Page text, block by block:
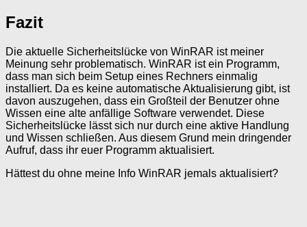
Fazit
Die aktuelle Sicherheitslücke von WinRAR ist meiner
Meinung sehr problematisch. WinRAR ist ein Programm,
dass man sich beim Setup eines Rechners einmalig
installiert. Da es keine automatische Aktualisierung gibt, ist
davon auszugehen, dass ein Großteil der Benutzer ohne
Wissen eine alte anfällige Software verwendet. Diese
Sicherheitslücke lässt sich nur durch eine aktive Handlung
und Wissen schließen. Aus diesem Grund mein dringender
Aufruf, dass ihr euer Programm aktualisiert.
Hättest du ohne meine Info WinRAR jemals aktualisiert?